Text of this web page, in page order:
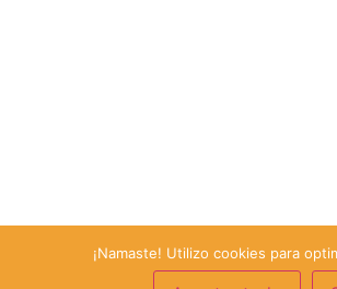
¡Namaste! Utilizo cookies para